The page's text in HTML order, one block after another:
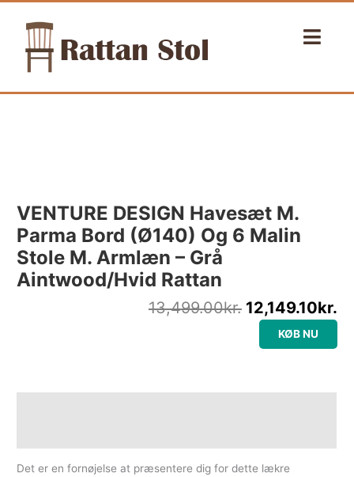
indholdet
VENTURE DESIGN Havesæt M.
Parma Bord (Ø140) Og 6 Malin
Stole M. Armlæn – Grå
Aintwood/hvid Rattan
13,499.00kr.
13,499.00kr..
12,149.10kr.
KØB NU
Det er en fornøjelse at præsentere dig for dette lækre